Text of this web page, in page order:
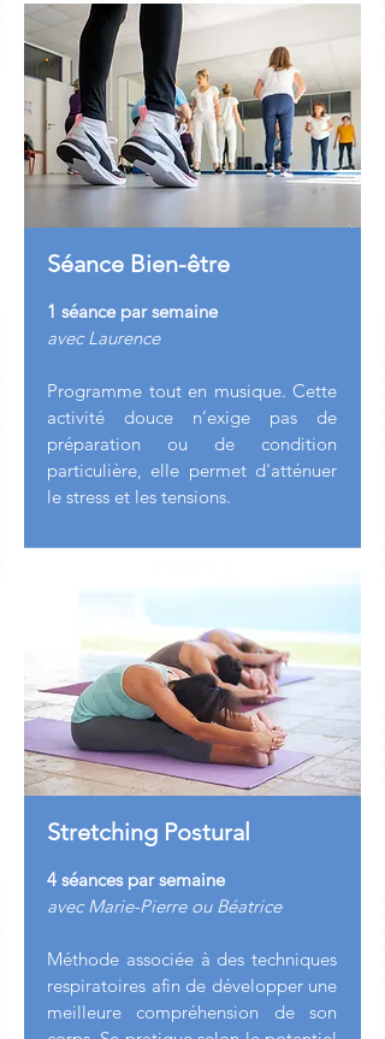
Séance Bien-être
1 séance par semaine
avec Laurence
Programme tout en musique. Cette
activité douce n’exige pas de
préparation ou de condition
particulière, elle permet d'atténuer
le stress et les tensions.
Stretching Postural
4 séances par semaine
avec Marie-Pierre ou Béatrice
Méthode associée à des techniques
respiratoires afin de développer une
meilleure compréhension de son